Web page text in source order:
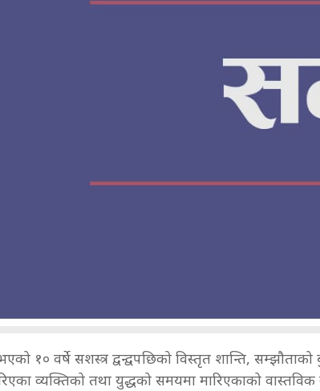
१० वर्षे सशस्त्र द्वन्द्वपछिको विस्तृत शान्ति, सम्झौताको
व्यक्तिको तथा युद्धको समयमा मारिएकाको